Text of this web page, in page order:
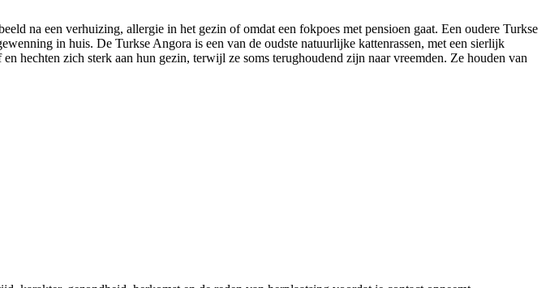
na een verhuizing, allergie in het gezin of omdat een fokpoes met pensioen gaat. Een oudere Turkse
in huis. De Turkse Angora is een van de oudste natuurlijke kattenrassen, met een sierlijk
hechten zich sterk aan hun gezin, terwijl ze soms terughoudend zijn naar vreemden. Ze houden van